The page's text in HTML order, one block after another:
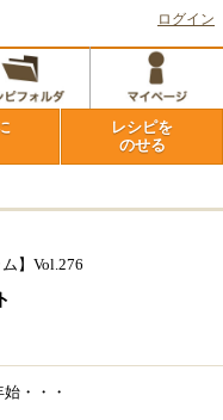
ログイン
レシピを
のせる
】Vol.276
・・・